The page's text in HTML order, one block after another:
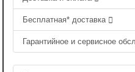
Бесплатная* доставка
Гарантийное и сервисное